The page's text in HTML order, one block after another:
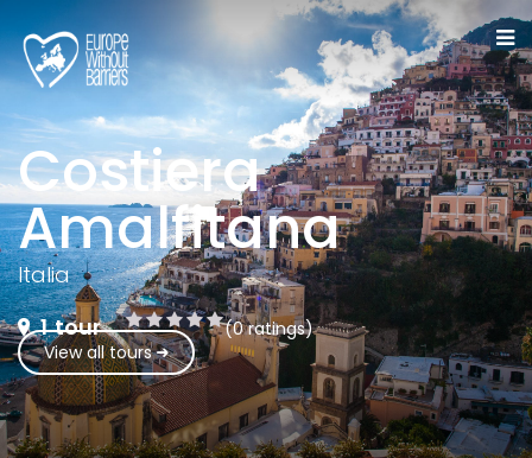
Costiera
Amalfitana
Italia
1 tour
(0 ratings)
View all tours